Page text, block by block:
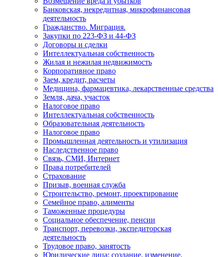
Банковская, некредитная, микрофинансовая
деятельность
Гражданство. Миграция.
Закупки по 223-ФЗ и 44-ФЗ
Договоры и сделки
Интеллектуальная собственность
Жилая и нежилая недвижимость
Корпоративное право
Заем, кредит, расчеты
Медицина, фармацевтика, лекарственные средства
Земля, дача, участок
Налоговое право
Интеллектуальная собственность
Образовательная деятельность
Налоговое право
Промышленная деятельность и утилизация
Наследственное право
Связь, СМИ, Интернет
Права потребителей
Страхование
Призыв, военная служба
Строительство, ремонт, проектирование
Семейное право, алименты
Таможенные процедуры
Социальное обеспечение, пенсии
Транспорт, перевозки, экспедиторская
деятельность
Трудовое право, занятость
Юридические лица: создание, изменение,